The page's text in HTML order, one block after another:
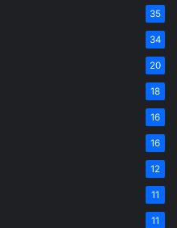
35
34
20
18
16
16
12
11
11